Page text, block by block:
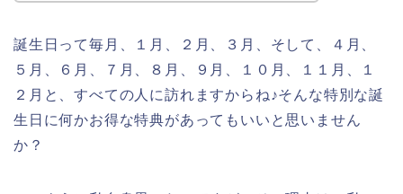
誕生日って毎月、１月、２月、３月、そして、４月、
５月、６月、７月、８月、９月、１０月、１１月、１
２月と、すべての人に訪れますからね♪そんな特別な誕
生日に何かお得な特典があってもいいと思いません
か？